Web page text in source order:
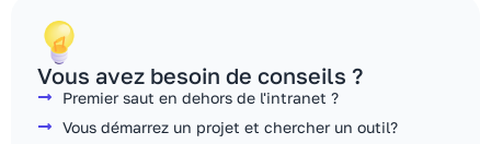
Vous avez besoin de conseils ?
Premier saut en dehors de l'intranet ?
Vous démarrez un projet et chercher un outil?